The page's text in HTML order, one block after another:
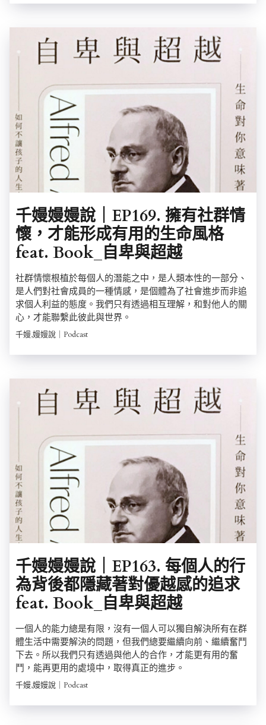
千嫚嫚嫚說｜EP169. 擁有社群情
懷，才能形成有用的生命風格
feat. Book_自卑與超越
社群情懷根植於每個人的潛能之中，是人類本性的一部分、
是人們對社會成員的一種情感，是個體為了社會進步而非追
求個人利益的態度。我們只有透過相互理解，和對他人的關
心，才能聯繫此彼此與世界。
千嫚,嫚嫚說｜Podcast
千嫚嫚嫚說｜EP163. 每個人的行
為背後都隱藏著對優越感的追求
feat. Book_自卑與超越
一個人的能力總是有限，沒有一個人可以獨自解決所有在群
體生活中需要解決的問題，但我們總要繼續向前、繼續奮鬥
下去。所以我們只有透過與他人的合作，才能更有用的奮
鬥，能再更用的處境中，取得真正的進步。
千嫚,嫚嫚說｜Podcast